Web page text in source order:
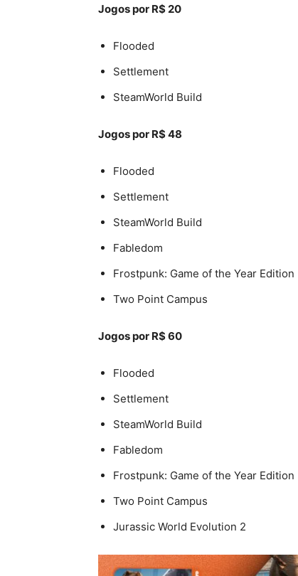
Jogos por R$ 20
Flooded
Settlement
SteamWorld Build
Jogos por R$ 48
Flooded
Settlement
SteamWorld Build
Fabledom
Frostpunk: Game of the Year Edition
Two Point Campus
Jogos por R$ 60
Flooded
Settlement
SteamWorld Build
Fabledom
Frostpunk: Game of the Year Edition
Two Point Campus
Jurassic World Evolution 2